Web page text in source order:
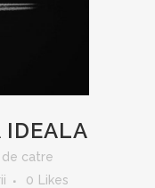
IDEALA
de catre
0 Likes